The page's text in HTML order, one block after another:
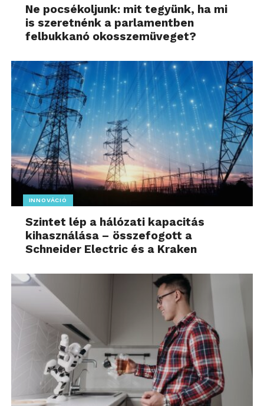
Ne pocsékoljunk: mit tegyünk, ha mi
is szeretnénk a parlamentben
felbukkanó okosszemüveget?
INNOVÁCIÓ
Szintet lép a hálózati kapacitás
kihasználása – összefogott a
Schneider Electric és a Kraken